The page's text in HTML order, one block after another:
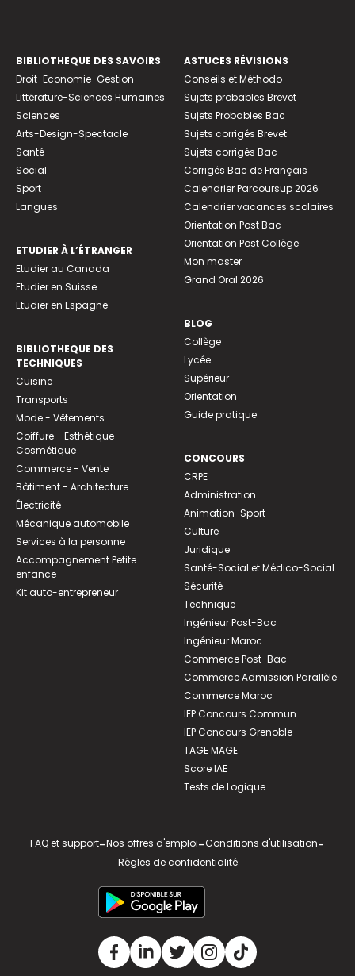
BIBLIOTHEQUE DES SAVOIRS
Droit-Economie-Gestion
Littérature-Sciences Humaines
Sciences
Arts-Design-Spectacle
Santé
Social
Sport
Langues
ETUDIER À L’ÉTRANGER
Etudier au Canada
Etudier en Suisse
Etudier en Espagne
BIBLIOTHEQUE DES
TECHNIQUES
Cuisine
Transports
Mode - Vêtements
Coiffure - Esthétique -
Cosmétique
Commerce - Vente
Bâtiment - Architecture
Électricité
Mécanique automobile
Services à la personne
Accompagnement Petite
enfance
Kit auto-entrepreneur
ASTUCES RÉVISIONS
Conseils et Méthodo
Sujets probables Brevet
Sujets Probables Bac
Sujets corrigés Brevet
Sujets corrigés Bac
Corrigés Bac de Français
Calendrier Parcoursup 2026
Calendrier vacances scolaires
Orientation Post Bac
Orientation Post Collège
Mon master
Grand Oral 2026
BLOG
Collège
Lycée
Supérieur
Orientation
Guide pratique
CONCOURS
CRPE
Administration
Animation-Sport
Culture
Juridique
Santé-Social et Médico-Social
Sécurité
Technique
Ingénieur Post-Bac
Ingénieur Maroc
Commerce Post-Bac
Commerce Admission Parallèle
Commerce Maroc
IEP Concours Commun
IEP Concours Grenoble
TAGE MAGE
Score IAE
Tests de Logique
FAQ et support-Nos offres d'emploi-Conditions d'utilisation-
Règles de confidentialité